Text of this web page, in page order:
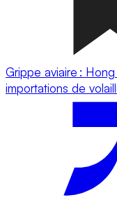
Grippe aviaire :
importations de